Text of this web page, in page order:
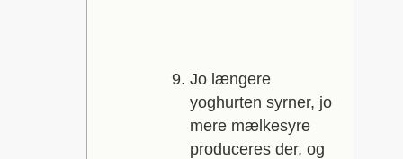
Jo længere
yoghurten syrner, jo
mere mælkesyre
produceres der, og